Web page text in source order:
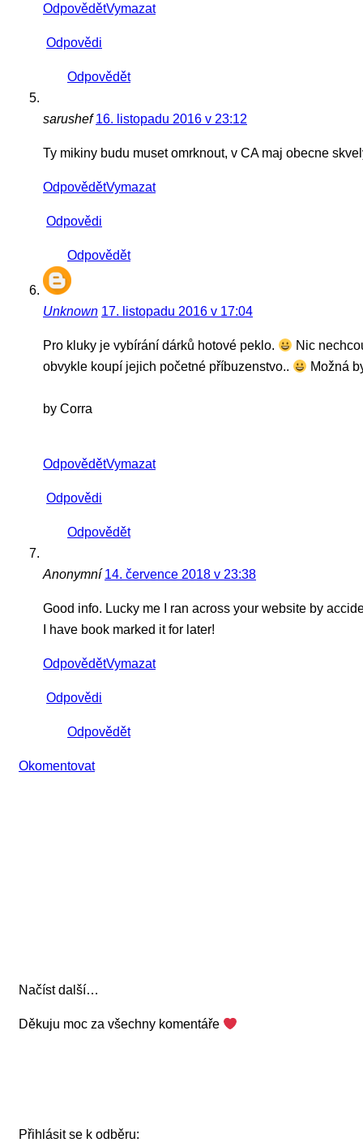
OdpovědětVymazat
Odpovědi
Odpovědět
sarushef 16. listopadu 2016 v 23:12
Ty mikiny budu muset omrknout, v CA maj obecne
OdpovědětVymazat
Odpovědi
Odpovědět
Unknown 17. listopadu 2016 v 17:04
Pro kluky je vybírání dárků hotové peklo.
Nic
obvykle koupí jejich početné příbuzenstvo..
Možná
by Corra
OdpovědětVymazat
Odpovědi
Odpovědět
Anonymní 14. července 2018 v 23:38
Good info. Lucky me I ran across your website by
I have book marked it for later!
OdpovědětVymazat
Odpovědi
Odpovědět
Okomentovat
Načíst další…
Děkuju moc za všechny komentáře
Přihlásit se k odběru: